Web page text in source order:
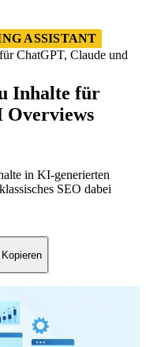
ChatGPT, Claude und
ASSISTANT
Inhalte für
Overviews
in KI-generierten
SEO dabei